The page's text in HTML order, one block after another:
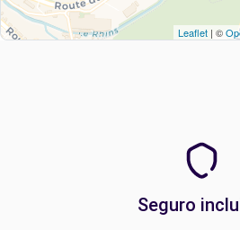
Leaflet | ©
Seguro